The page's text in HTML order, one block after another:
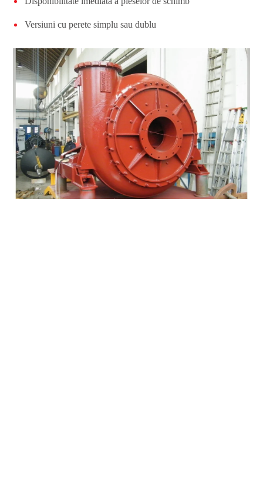
Versiuni cu perete simplu sau dublu